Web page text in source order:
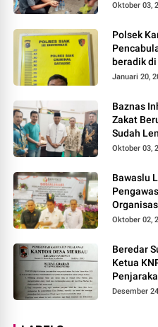
Oktober 03,
Polsek
Pencabulan Terhadap Dua
beradik
Januari 20,
Baznas
Zakat
Sudah
Oktober 03,
Bawaslu
Agama
Oktober 02,
Beredar
Ketua
Desember